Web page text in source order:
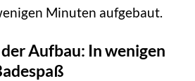
Minuten aufgebaut.
Aufbau: In wenigen